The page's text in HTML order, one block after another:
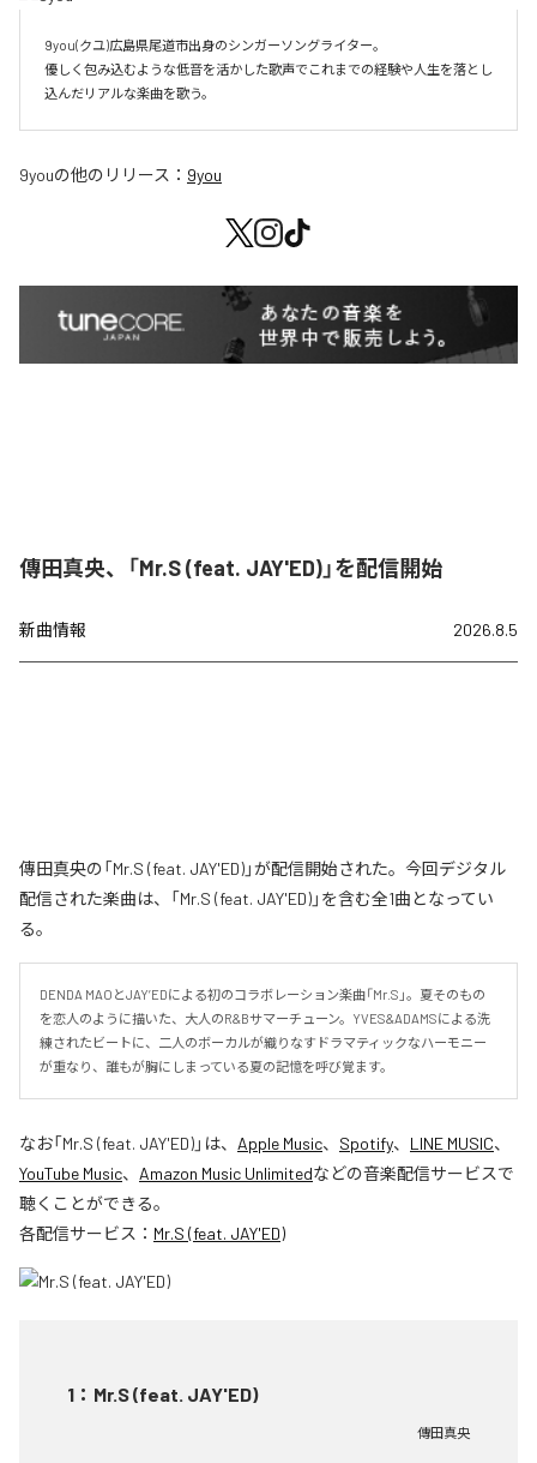
9you(クユ)広島県尾道市出身のシンガーソングライター。
優しく包み込むような低音を活かした歌声でこれまでの経験や人生を落とし
込んだリアルな楽曲を歌う。
9youの他のリリース： 9you
傳田真央、「Mr.S (feat. JAY'ED)」を配信開始
新曲情報 2026.8.5
傳田真央の「Mr.S (feat. JAY'ED)」が配信開始された。今回デジタル
配信された楽曲は、「Mr.S (feat. JAY'ED)」を含む全1曲となってい
る。
DENDA MAOとJAY’EDによる初のコラボレーション楽曲「Mr.S」。夏そのもの
を恋人のように描いた、大人のR&Bサマーチューン。YVES&ADAMSによる洗
練されたビートに、二人のボーカルが織りなすドラマティックなハーモニー
が重なり、誰もが胸にしまっている夏の記憶を呼び覚ます。
なお「Mr.S (feat. JAY'ED)」は、 Apple Music、 Spotify、 LINE MUSIC、
YouTube Music、 Amazon Music Unlimitedなどの音楽配信サービスで
聴くことができる。
各配信サービス： Mr.S (feat. JAY'ED)
1 ： Mr.S (feat. JAY'ED)
傳田真央